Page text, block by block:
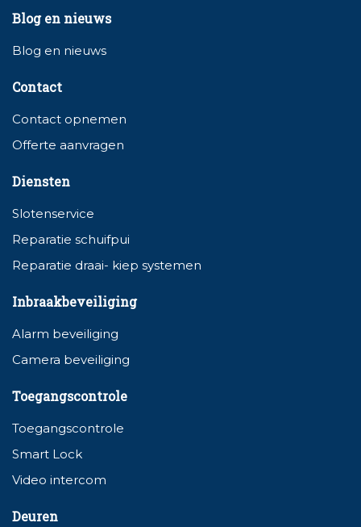
Blog en nieuws
Blog en nieuws
Contact
Contact opnemen
Offerte aanvragen
Diensten
Slotenservice
Reparatie schuifpui
Reparatie draai- kiep systemen
Inbraakbeveiliging
Alarm beveiliging
Camera beveiliging
Toegangscontrole
Toegangscontrole
Smart Lock
Video intercom
Deuren